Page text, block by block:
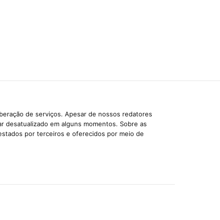
de serviços. Apesar de nossos redatores
em alguns momentos. Sobre as
por terceiros e oferecidos por meio de